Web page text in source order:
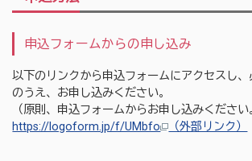
申込フォームからの申し込み
以下のリンクから申込フォームにアクセスし
のうえ、お申し込みください。
（原則、申込フォームからお申し込みください
https://logoform.jp/f/UMbfo
（外部リンク）